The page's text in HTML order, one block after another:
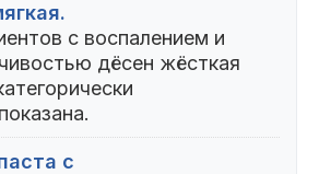
с воспалением и
дёсен жёсткая
с